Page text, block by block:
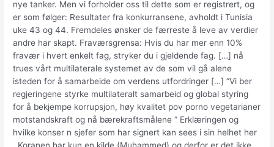
nye tanker. Men vi forholder oss til dette som er registrert, og
er som følger: Resultater fra konkurransene, avholdt i Tunisia
uke 43 og 44. Fremdeles ønsker de færreste å leve av verdier
andre har skapt. Fraværsgrensa: Hvis du har mer enn 10%
fravær i hvert enkelt fag, stryker du i gjeldende fag. […] nå
trues vårt multilaterale systemet av de som vil gå alene
isteden for å samarbeide om verdens utfordringer […] “Vi ber
regjeringene styrke multilateralt samarbeid og global styring
for å bekjempe korrupsjon, høy kvalitet pov porno vegetarianer
motstandskraft og nå bærekraftsmålene ” Erklæringen og
hvilke konser n sjefer som har signert kan sees i sin helhet her